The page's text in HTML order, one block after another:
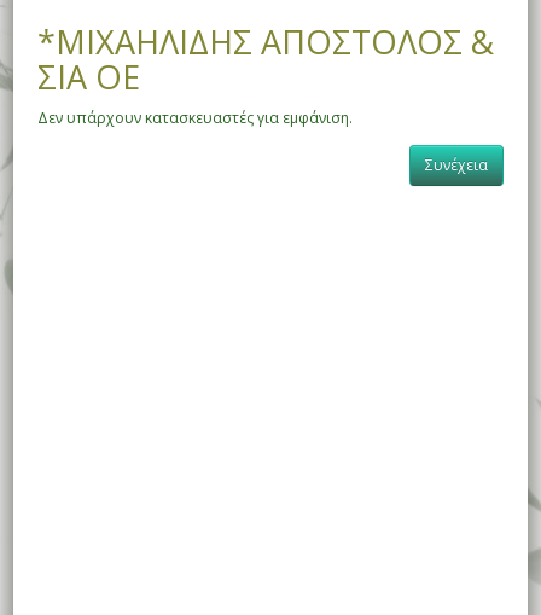
*ΜΙΧΑΗΛΙΔΗΣ ΑΠΟΣΤΟΛΟΣ &
ΣΙΑ ΟΕ
Δεν υπάρχουν κατασκευαστές για εμφάνιση.
Συνέχεια